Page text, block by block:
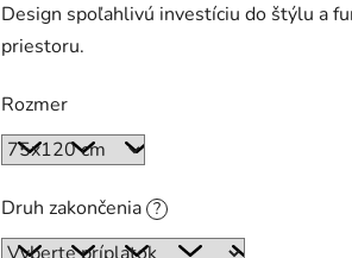
Design spoľahlivú investíciu do štýlu a
priestoru.
Rozmer
Druh zakončenia ?